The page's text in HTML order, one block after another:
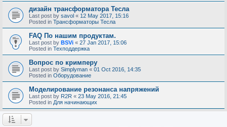
дизайн трансформатора Тесла
Last post by savol « 12 May 2017, 15:16
Posted in Трансформаторы Тесла
FAQ По нашим продуктам.
Last post by BSVi « 27 Jan 2017, 15:06
Posted in Техподдержка
Вопрос по кримперу
Last post by Simplyman « 01 Oct 2016, 14:35
Posted in Оборудование
Моделирование резонанса напряжений
Last post by R2R « 23 May 2016, 21:45
Posted in Для начинающих